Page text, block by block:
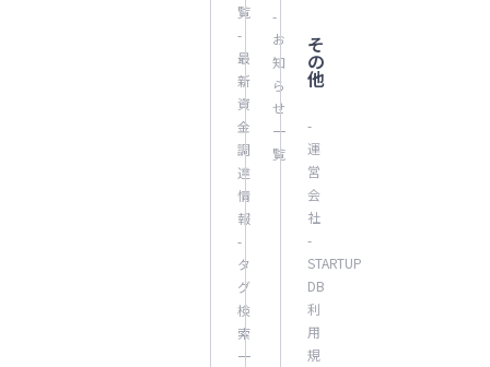
覧
-
最
新
資
金
調
達
情
報
-
タ
グ
検
索
一
-
お
知
ら
せ
一
覧
そ
の
他
-
運
営
会
社
-
STARTUP
DB
利
用
規